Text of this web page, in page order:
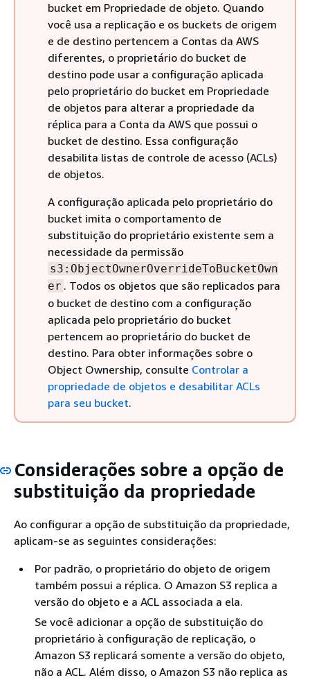
bucket em Propriedade de objeto. Quando
você usa a replicação e os buckets de origem
e de destino pertencem a Contas da AWS
diferentes, o proprietário do bucket de
destino pode usar a configuração aplicada
pelo proprietário do bucket em Propriedade
de objetos para alterar a propriedade da
réplica para a Conta da AWS que possui o
bucket de destino. Essa configuração
desabilita listas de controle de acesso (ACLs)
de objetos.
A configuração aplicada pelo proprietário do
bucket imita o comportamento de
substituição do proprietário existente sem a
necessidade da permissão
s3:ObjectOwnerOverrideToBucketOwn
er . Todos os objetos que são replicados para
o bucket de destino com a configuração
aplicada pelo proprietário do bucket
pertencem ao proprietário do bucket de
destino. Para obter informações sobre o
Object Ownership, consulte Controlar a
propriedade de objetos e desabilitar ACLs
para seu bucket.
Considerações sobre a opção de
substituição da propriedade
Ao configurar a opção de substituição da propriedade,
aplicam-se as seguintes considerações:
Por padrão, o proprietário do objeto de origem
também possui a réplica. O Amazon S3 replica a
versão do objeto e a ACL associada a ela.
Se você adicionar a opção de substituição do
proprietário à configuração de replicação, o
Amazon S3 replicará somente a versão do objeto,
não a ACL. Além disso, o Amazon S3 não replica as